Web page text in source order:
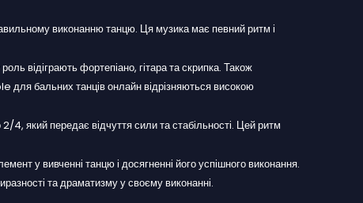
виконанню танцю. Ця музика має певний ритм і
відіграють фортепіано, гітара та скрипка. Також
для бальних танців онлайн відрізняються високою
який передає відчуття сили та стабільності. Цей ритм
у вивченні танцю і досягненні його успішного виконання.
та драматизму у своєму виконанні.